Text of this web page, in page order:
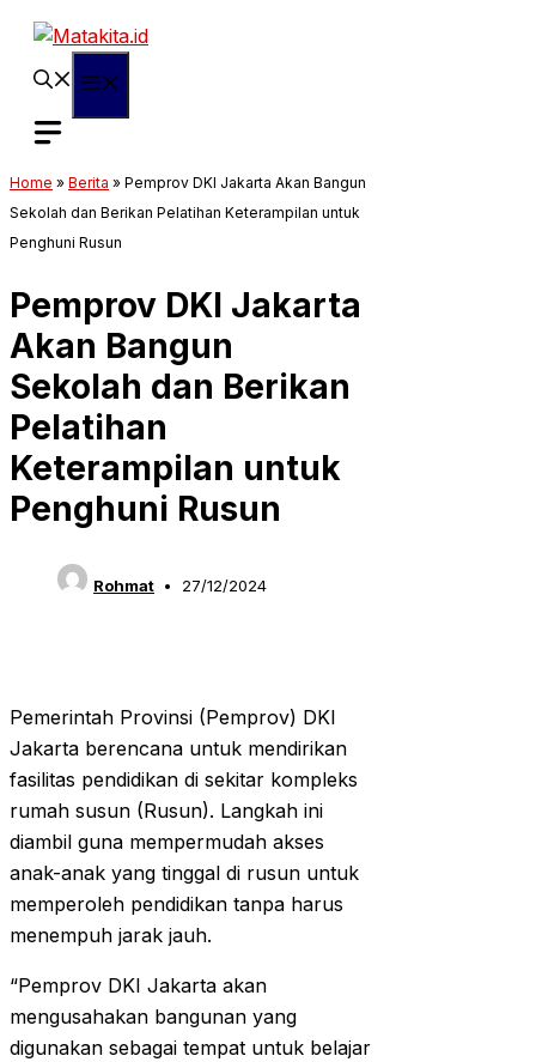
Langsung
Home » Berita » Pemprov DKI Jakarta Akan Bangun
Sekolah dan Berikan Pelatihan Keterampilan untuk
Penghuni Rusun
Pemprov DKI Jakarta
Akan Bangun
Sekolah dan Berikan
Pelatihan
Keterampilan untuk
Penghuni Rusun
Rohmat 27/12/2024
Pemerintah Provinsi (Pemprov) DKI
Jakarta berencana untuk mendirikan
fasilitas pendidikan di sekitar kompleks
rumah susun (Rusun). Langkah ini
diambil guna mempermudah akses
anak-anak yang tinggal di rusun untuk
memperoleh pendidikan tanpa harus
menempuh jarak jauh.
“Pemprov DKI Jakarta akan
mengusahakan bangunan yang
digunakan sebagai tempat untuk belajar